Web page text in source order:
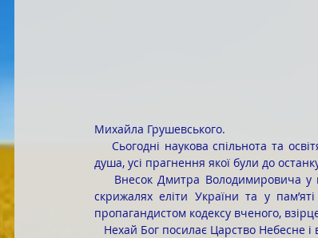
Михайла Грушевського.
    Сьогодні наукова спільнота та освітянська громадськість у глибокій жалобі. Адже відійшла у вічність
душа, усі прагнення якої були до
скрижалях еліти України та у
пропагандистом кодексу вченого,
Нехай Бог посилає Царство Небесне